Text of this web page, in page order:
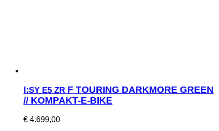
I:SY E5 ZR F TOURING DARKMORE GREEN
// KOMPAKT-E-BIKE
€ 4.699,00